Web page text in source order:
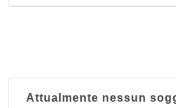
Attualmente nessun